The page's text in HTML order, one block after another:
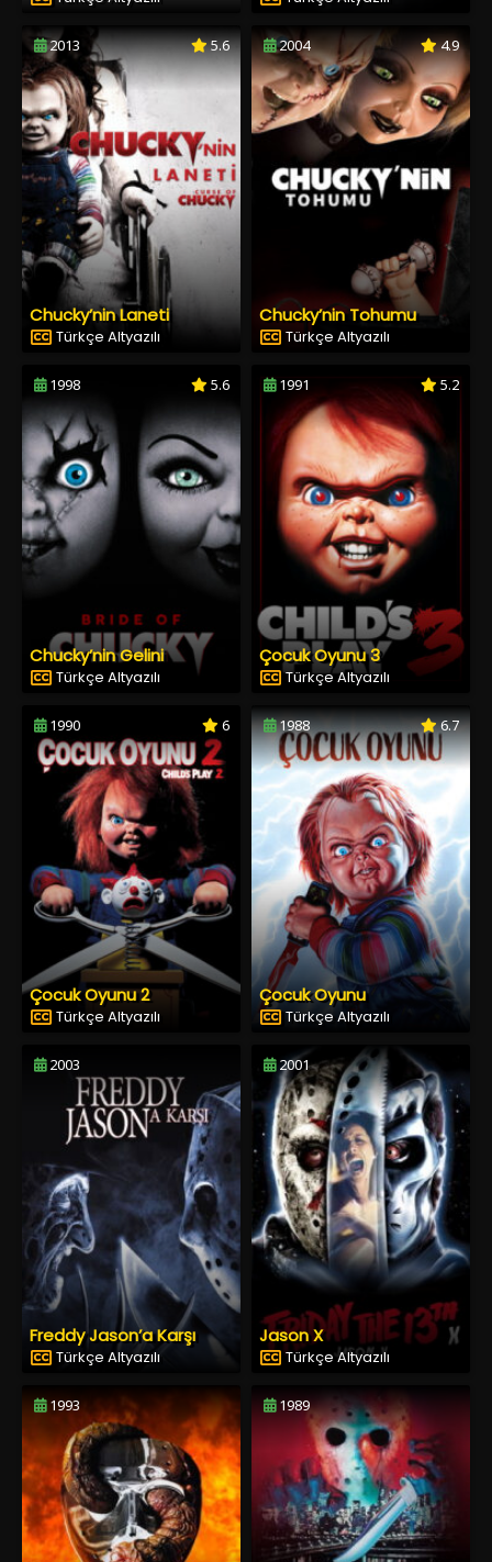
2013 5.6
Chucky’nin Laneti
Türkçe Altyazılı
2004 4.9
Chucky’nin Tohumu
Türkçe Altyazılı
1998 5.6
Chucky’nin Gelini
Türkçe Altyazılı
1991 5.2
Çocuk Oyunu 3
Türkçe Altyazılı
1990 6
Çocuk Oyunu 2
Türkçe Altyazılı
1988 6.7
Çocuk Oyunu
Türkçe Altyazılı
2003
Freddy Jason’a Karşı
Türkçe Altyazılı
2001
Jason X
Türkçe Altyazılı
1993 1989